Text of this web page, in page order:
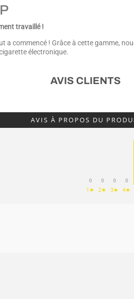
travaillé !
a commencé ! Grâce à cette gamme,
électronique.
AVIS CLIENTS
AVIS À PROPOS DU
0
1★
0
2★
0
3★
0
4★